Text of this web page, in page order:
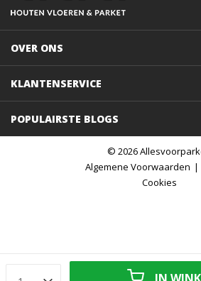
OVER ONS
KLANTENSERVICE
POPULAIRSTE BLOGS
© 2026
Algemene Voorwaarden
Cookies